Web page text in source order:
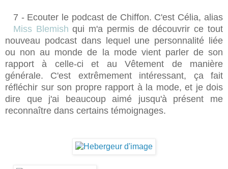
7 - Ecouter le podcast de Chiffon. C'est Célia, alias
Miss Blemish qui m'a permis de découvrir ce tout
nouveau podcast dans lequel une personnalité liée
ou non au monde de la mode vient parler de son
rapport à celle-ci et au Vêtement de manière
générale. C'est extrêmement intéressant, ça fait
réfléchir sur son propre rapport à la mode, et je dois
dire que j'ai beaucoup aimé jusqu'à présent me
reconnaître dans certains témoignages.